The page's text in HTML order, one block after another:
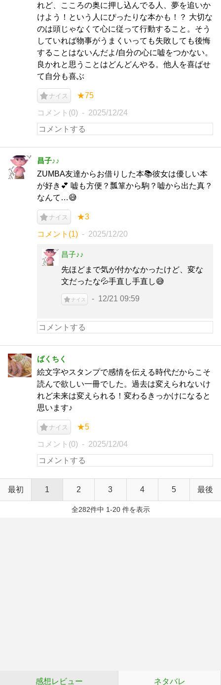
れど、こころの奥に押し込んでる人、夢を追いか
けよう！という人にぴったりな本かも！？ 大切な
のは頭じゃなくて心に従って行動すること。そう
していれば物事がうまくいっても失敗しても後悔
することはないんだよ/自分の心に嘘をつかない。
良かれと思うことはどんどんやる。他人を喜ばせ
て自分も喜ぶ
ナイス ★75
コメント(0) 2025/12/24
昌子♪♪
ZUMBA友達からお借りした本📚彼女は優しい本
が好き💕 嘘も方便？瓢箪から駒？嘘から出た真？
なんて…😅
ナイス ★3
コメント(1) 2025/12/20
昌子♪♪
先ほどまで気が付かなかったけど、変な
文だったな💦手直し手直し😅
ナイス 12/21 09:59
ばくちく
絵文字やスタンプで感情を伝える時代だからこそ
読んで欲しい一冊でした。過去は変えられないけ
れど未来は変えられる！変わるきっかけになると
思います♪
ナイス ★5
コメント(0) 2025/12/04
最初 1 2 3 4 5 最後
全282件中 1-20 件を表示
感想レビュー ネタバレ